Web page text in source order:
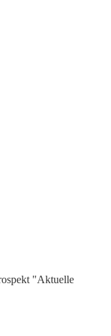
"Aktuelle